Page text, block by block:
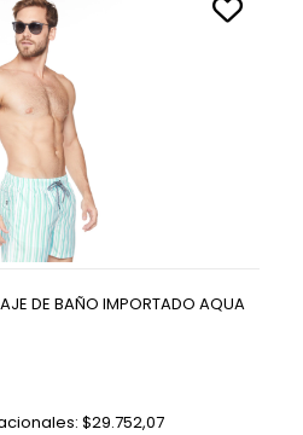
DE BAÑO IMPORTADO AQUA
$29.752,07